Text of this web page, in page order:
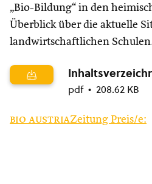
„Bio-Bildung“ in den
Überblick über die aktuelle
landwirtschaftlichen
pdf 208.62 KB
bio austriaZeitung Preis/e: